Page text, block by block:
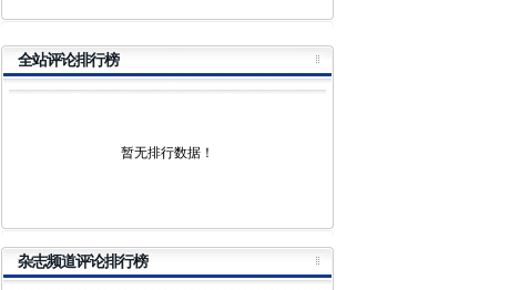
全站评论排行榜
暂无排行数据！
杂志频道评论排行榜